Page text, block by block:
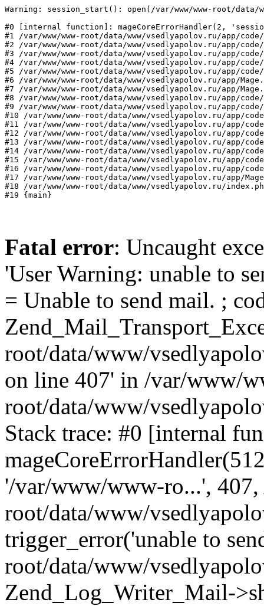
Warning: session_start(): open(/var/www/www-root/
#0 [internal function]: mageCoreErrorHandler(2,
#1 /var/www/www-root/data/www/vsedlyapolov.ru/app/
#2 /var/www/www-root/data/www/vsedlyapolov.ru/app/
#3 /var/www/www-root/data/www/vsedlyapolov.ru/app/
#4 /var/www/www-root/data/www/vsedlyapolov.ru/app/
#5 /var/www/www-root/data/www/vsedlyapolov.ru/app/
#6 /var/www/www-root/data/www/vsedlyapolov.ru/app/
#7 /var/www/www-root/data/www/vsedlyapolov.ru/app/
#8 /var/www/www-root/data/www/vsedlyapolov.ru/app/
#9 /var/www/www-root/data/www/vsedlyapolov.ru/app/
#10 /var/www/www-root/data/www/vsedlyapolov.ru/app/
#11 /var/www/www-root/data/www/vsedlyapolov.ru/app/
#12 /var/www/www-root/data/www/vsedlyapolov.ru/app/
#13 /var/www/www-root/data/www/vsedlyapolov.ru/app/
#14 /var/www/www-root/data/www/vsedlyapolov.ru/app/
#15 /var/www/www-root/data/www/vsedlyapolov.ru/app/
#16 /var/www/www-root/data/www/vsedlyapolov.ru/app/
#17 /var/www/www-root/data/www/vsedlyapolov.ru/app/
#18 /var/www/www-root/data/www/vsedlyapolov.ru/
#19 {main}
Fatal error: Uncaught
'User Warning: unable to
= Unable to send mail. ;
root/data/www/
on line 407' in /var/www/
root/data/www/
Stack trace: #0 [internal
'/var/www/www-ro...',
root/data/www/
trigger_error('unable to
root/data/www/
Zend_Log_Writer_Mail-